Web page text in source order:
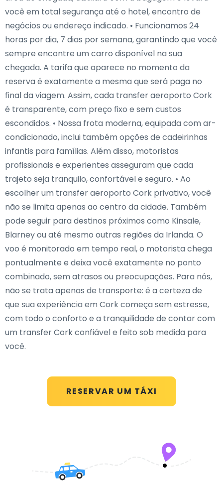
RESERVAR UM TÁXI
você em total segurança até o hotel, encontro de
negócios ou endereço indicado. • Funcionamos 24
horas por dia, 7 dias por semana, garantindo que você
sempre encontre um carro disponível na sua
chegada. A tarifa que aparece no momento da
reserva é exatamente a mesma que será paga no
final da viagem. Assim, cada transfer aeroporto Cork
é transparente, com preço fixo e sem custos
escondidos. • Nossa frota moderna, equipada com ar-
condicionado, inclui também opções de cadeirinhas
infantis para famílias. Além disso, motoristas
profissionais e experientes asseguram que cada
trajeto seja tranquilo, confortável e seguro. • Ao
escolher um transfer aeroporto Cork privativo, você
não se limita apenas ao centro da cidade. Também
pode seguir para destinos próximos como Kinsale,
Blarney ou até mesmo outras regiões da Irlanda. O
voo é monitorado em tempo real, o motorista chega
pontualmente e deixa você exatamente no ponto
combinado, sem atrasos ou preocupações. Para nós,
não se trata apenas de transporte: é a certeza de
que sua experiência em Cork começa sem estresse,
com todo o conforto e a tranquilidade de contar com
um transfer Cork confiável e feito sob medida para
você.